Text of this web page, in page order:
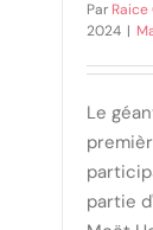
Par
2024 |
Le
partie